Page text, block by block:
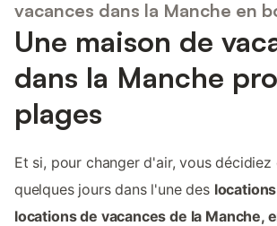
vacances dans la Manche en
Une maison de
dans la Manche
plages
Et si, pour changer d'air, vous décidiez
quelques jours dans l'une des
locations de vacances de la Manche,